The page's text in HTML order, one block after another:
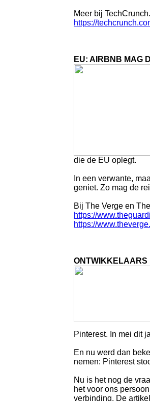
Meer bij TechCrunch.
https://
EU: AIRBNB MAG
die de EU oplegt.
In een verwante,
geniet. Zo mag de
Bij The Verge en
https://
https://
ONTWIKKELAARS
Pinterest. In mei dit
En nu werd dan
nemen: Pinterest
Nu is het nog de
het voor ons
verbinding. De